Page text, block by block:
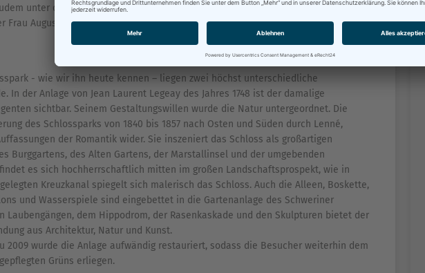
unter den Trauerweiden ein ruhiges Plätzchen zum Verweilen. Herzog Friedrich
Frau Auguste diese kleine romantische Insel am Burggarten als Zeichen seiner
- wie wir ihn heute kennen – liegen zwei höchst unterschiedliche
In der Anlage von Jean Laurent Legeay des Jahres 1748 ist der damalige
sichtbar. Seinem Gestaltungswillen wurde die Natur untergeordnet. Die
des Schlossparks von 1840 bis 1857 nach Osten und Süden durch Lenné,
der Romantik wider. Sie inszeniert das Schloss als großartigen
Burggartens, des Alten Gartens, der Marstallinsel und der umgebenden
es sich hochherrschaftlich mitten im großen Landschaftsprospekt, wie in
Kreuzkanal spiegelt sich malerisch das Schloss. Auch die Alleen, Boskette,
und Wasserspiele sind eingebettet in die Gartenanlage des Schweriner
Laubengängen, dem Hippodrom, der Rasenkaskade und den Skulpturen bietet der
aus Architektur, Natur und Kunst.
2009 wurde die Anlage aufwändig restauriert, sodass die Besucher weiterhin dem
Grüns erliegen.